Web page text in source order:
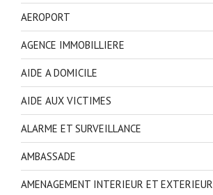
AEROPORT
AGENCE IMMOBILLIERE
AIDE A DOMICILE
AIDE AUX VICTIMES
ALARME ET SURVEILLANCE
AMBASSADE
AMENAGEMENT INTERIEUR ET EXTERIEUR